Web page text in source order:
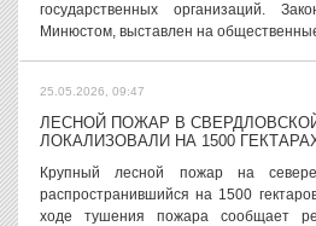
государственных организаций.
Минюстом, выставлен на
25.05.2026, 09:47
ЛЕСНОЙ ПОЖАР В
ЛОКАЛИЗОВАЛИ НА 1500
Крупный лесной пожар на севере
распространившийся на 1500
ходе тушения пожара сообщает